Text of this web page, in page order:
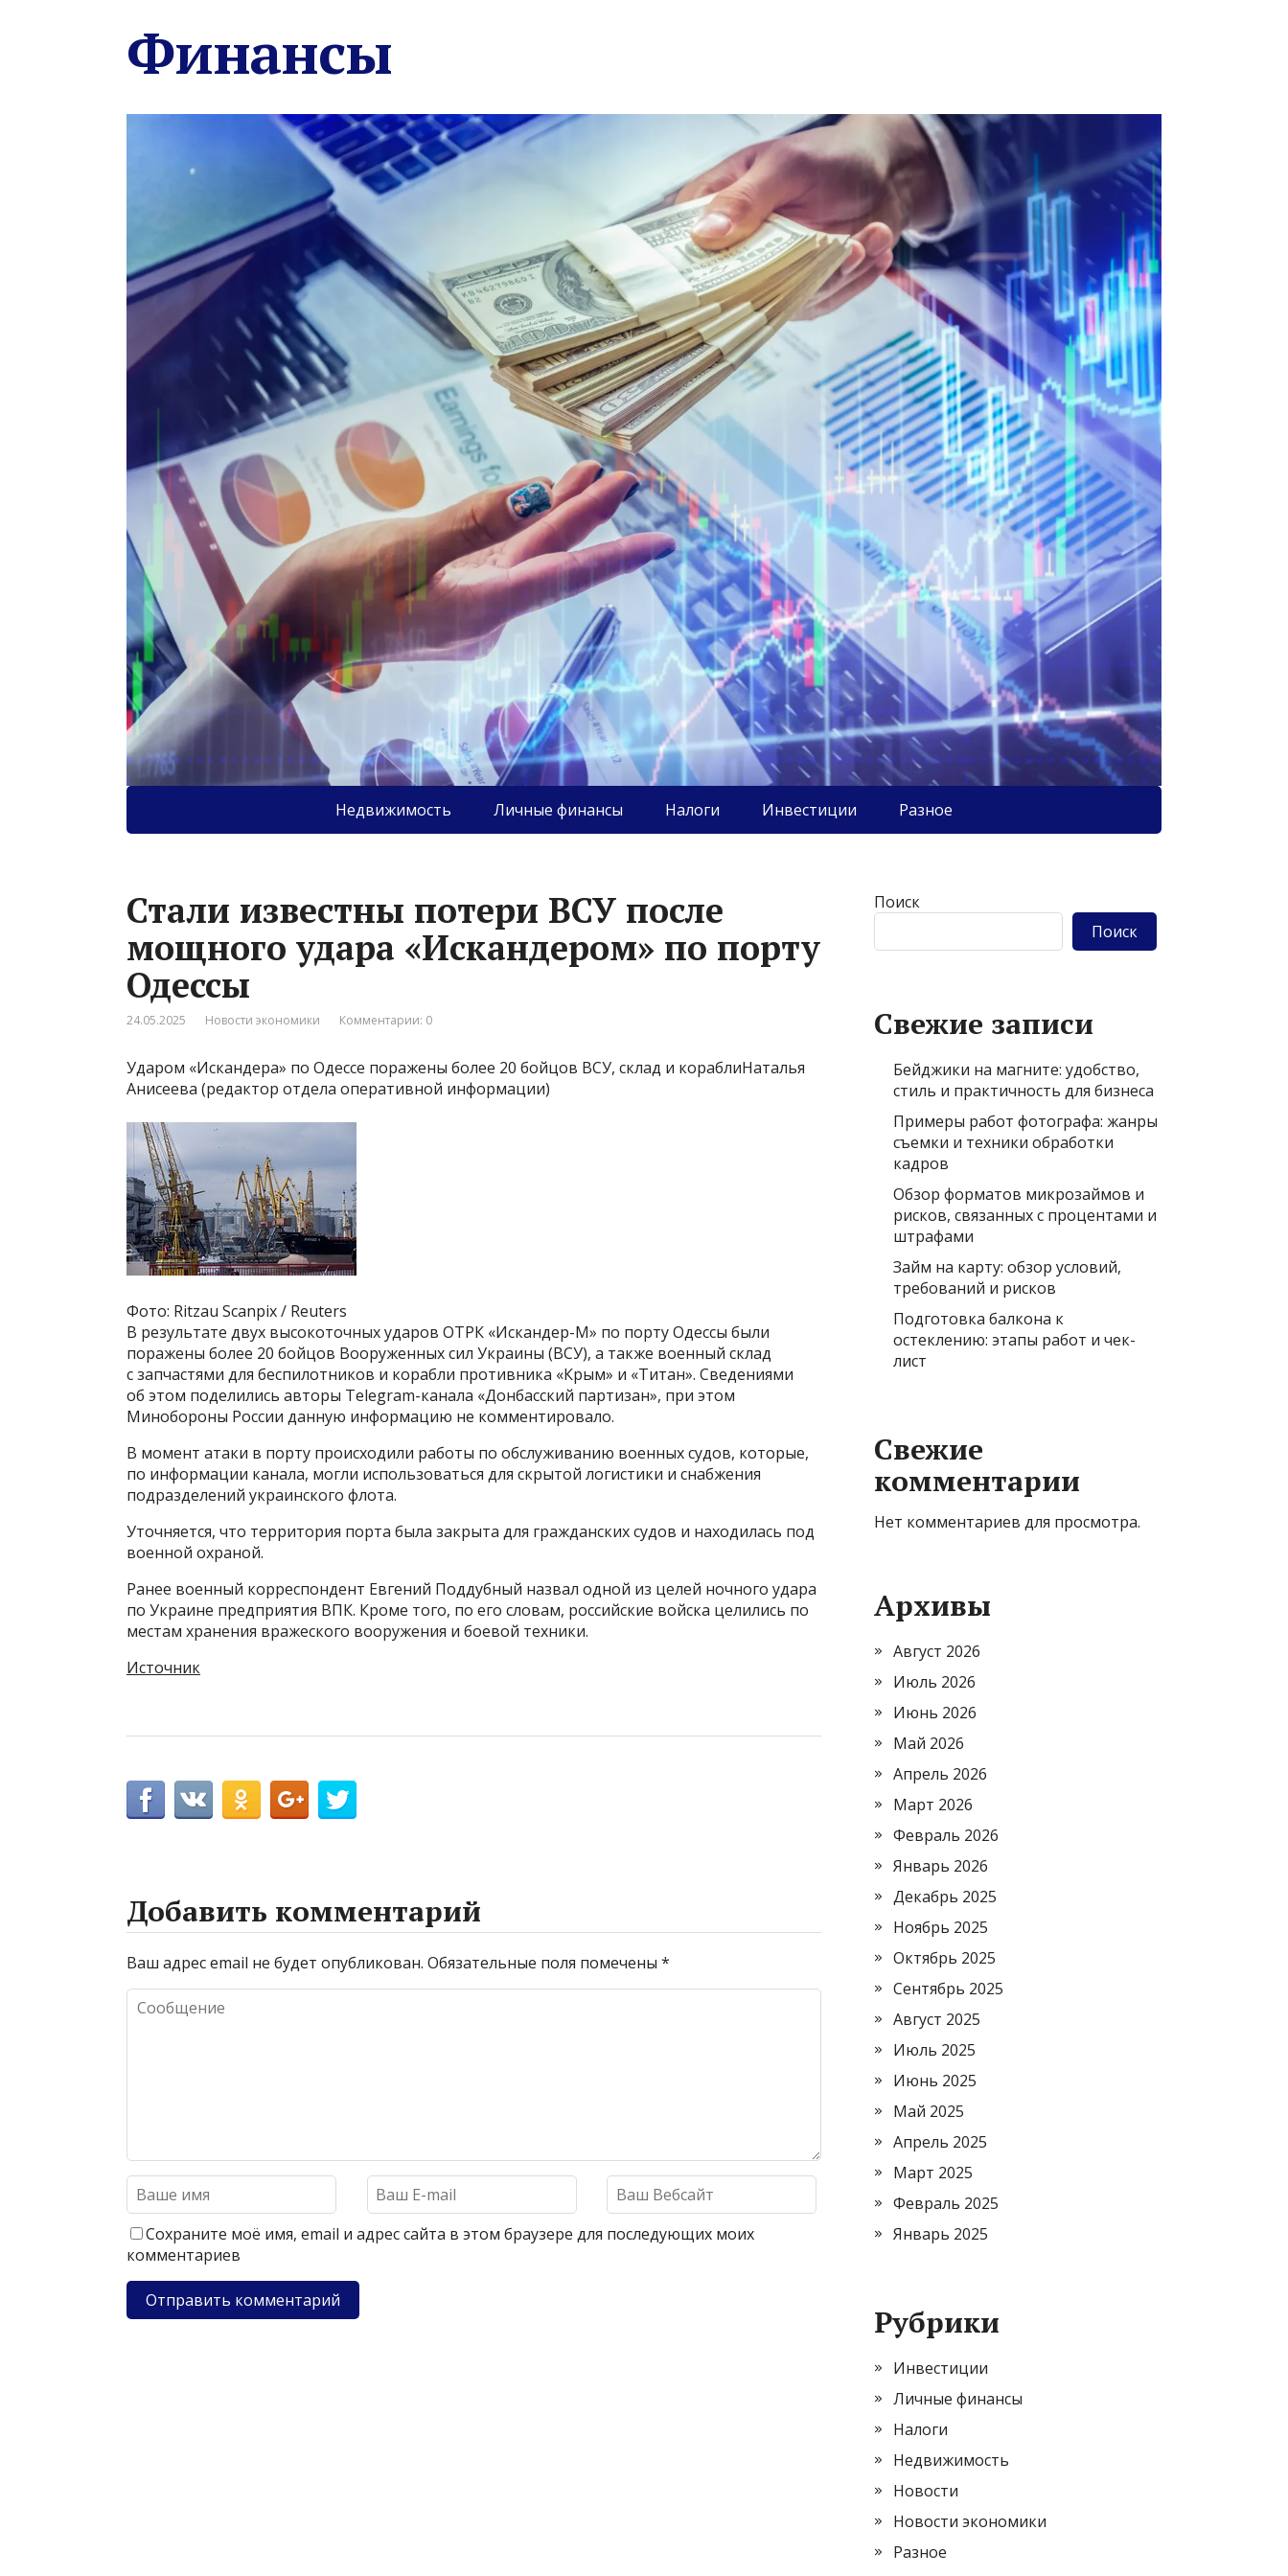
Финансы
Недвижимость Личные финансы Налоги Инвестиции Разное
Стали известны потери ВСУ после
мощного удара «Искандером» по порту
Одессы
24.05.2025 Новости экономики Комментарии: 0
Ударом «Искандера» по Одессе поражены более 20 бойцов ВСУ, склад и кораблиНаталья
Анисеева (редактор отдела оперативной информации)
Фото: Ritzau Scanpix / Reuters
В результате двух высокоточных ударов ОТРК «Искандер-М» по порту Одессы были
поражены более 20 бойцов Вооруженных сил Украины (ВСУ), а также военный склад
с запчастями для беспилотников и корабли противника «Крым» и «Титан». Сведениями
об этом поделились авторы Telegram-канала «Донбасский партизан», при этом
Минобороны России данную информацию не комментировало.
В момент атаки в порту происходили работы по обслуживанию военных судов, которые,
по информации канала, могли использоваться для скрытой логистики и снабжения
подразделений украинского флота.
Уточняется, что территория порта была закрыта для гражданских судов и находилась под
военной охраной.
Ранее военный корреспондент Евгений Поддубный назвал одной из целей ночного удара
по Украине предприятия ВПК. Кроме того, по его словам, российские войска целились по
местам хранения вражеского вооружения и боевой техники.
Источник
Добавить комментарий
Ваш адрес email не будет опубликован. Обязательные поля помечены *
Сохраните моё имя, email и адрес сайта в этом браузере для последующих моих
комментариев
Поиск
Поиск
Свежие записи
Бейджики на магните: удобство,
стиль и практичность для бизнеса
Примеры работ фотографа: жанры
съемки и техники обработки
кадров
Обзор форматов микрозаймов и
рисков, связанных с процентами и
штрафами
Займ на карту: обзор условий,
требований и рисков
Подготовка балкона к
остеклению: этапы работ и чек-
лист
Свежие
комментарии
Нет комментариев для просмотра.
Архивы
Август 2026
Июль 2026
Июнь 2026
Май 2026
Апрель 2026
Март 2026
Февраль 2026
Январь 2026
Декабрь 2025
Ноябрь 2025
Октябрь 2025
Сентябрь 2025
Август 2025
Июль 2025
Июнь 2025
Май 2025
Апрель 2025
Март 2025
Февраль 2025
Январь 2025
Рубрики
Инвестиции
Личные финансы
Налоги
Недвижимость
Новости
Новости экономики
Разное